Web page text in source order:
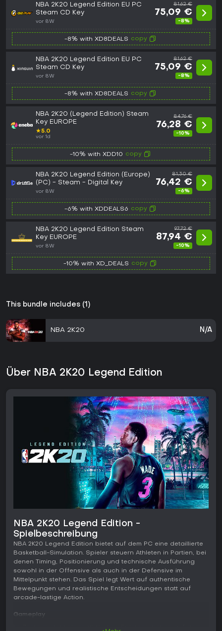
NBA 2K20 Legend Edition EU PC
Steam CD Key
vor 8W
81,62 €
75,09 €
-8%
-8% with XD8DEALS copy
NBA 2K20 Legend Edition EU PC
Steam CD Key
vor 8W
81,62 €
75,09 €
-8%
-8% with XD8DEALS copy
NBA 2K20 (Legend Edition) Steam
Key EUROPE
★5.0
vor 1d
84,76 €
76,28 €
-10%
-10% with XDD10 copy
NBA 2K20 Legend Edition (Europe)
(PC) - Steam - Digital Key
vor 8W
81,30 €
76,42 €
-6%
-6% with XDDEALS6 copy
NBA 2K20 Legend Edition Steam
Key EUROPE
vor 8W
97,72 €
87,94 €
-10%
-10% with XD_DEALS copy
This bundle includes (1)
NBA 2K20 N/A
Über NBA 2K20 Legend Edition
NBA 2K20 Legend Edition -
Spielbeschreibung
NBA 2K20 Legend Edition bietet auf dem PC eine detaillierte
Basketball-Simulation. Spieler steuern Athleten in Partien, bei
denen Timing, Positionierung und technische Ausführung
sowohl in der Offensive als auch in der Defensive im
Mittelpunkt stehen. Das Spiel legt Wert auf authentische
Bewegungen und realistische Entscheidungen statt auf
arcade-lastige Action.
Gameplay